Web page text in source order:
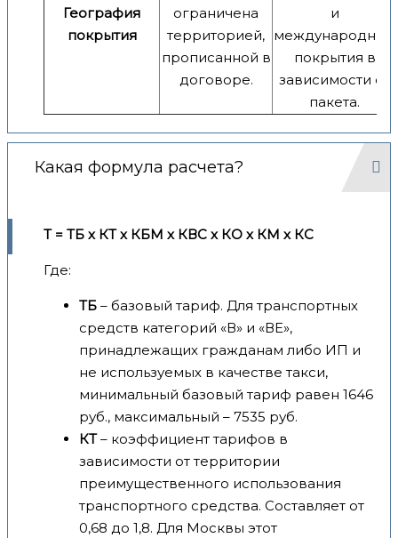
География
покрытия
ограничена
территорией,
прописанной в
договоре.
и
международные
покрытия в
зависимости от
пакета.
Какая формула расчета?
Т = ТБ x КТ x КБМ x КВС x КО x КМ x КС
Где:
ТБ – базовый тариф. Для транспортных
средств категорий «В» и «ВЕ»,
принадлежащих гражданам либо ИП и
не используемых в качестве такси,
минимальный базовый тариф равен 1646
руб., максимальный – 7535 руб.
КТ– коэффициент тарифов в
зависимости от территории
преимущественного использования
транспортного средства. Составляет от
0,68 до 1,8. Для Москвы этот